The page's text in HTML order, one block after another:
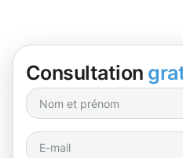
Consultation